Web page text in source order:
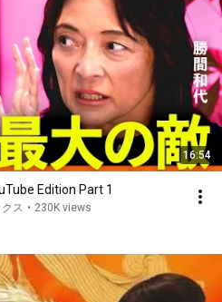
16:54
Edition Part 1
ス • 230K views